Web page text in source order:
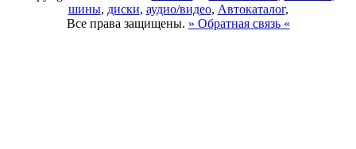
шины, диски, аудио/видео, Автокаталог,
Все права защищены. » Обратная связь «